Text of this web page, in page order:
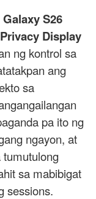
Galaxy S26
Display
ng kontrol sa
ang
sa
pa ito ng
ngayon, at
tumutulong
sa mabibigat
sessions.